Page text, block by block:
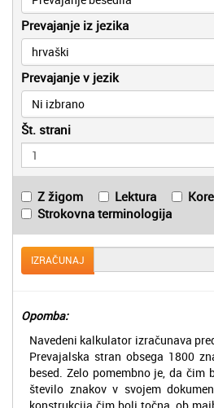
Prevajanje iz jezika
hrvaški
Prevajanje v jezik
Ni izbrano
Št. strani
Z žigom Lektura
Strokovna terminologija
IZRAČUNAJ
Opomba:
Navedeni kalkulator izračunava
Prevajalska stran obsega 1800
besed. Zelo pomembno je, da čim
število znakov v svojem
konstrukcija čim bolj točna, ob